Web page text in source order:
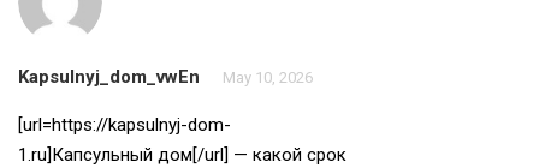
Kapsulnyj_dom_vwEn May 10, 2026
[url=https://kapsulnyj-dom-
1.ru]Капсульный дом[/url] — какой срок